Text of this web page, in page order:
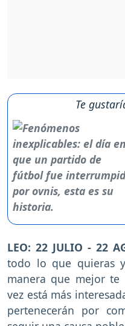
Te
LEO: 22 JULIO - 22
todo lo que quieras
manera que mejor te
vez está más
pertenecerán por